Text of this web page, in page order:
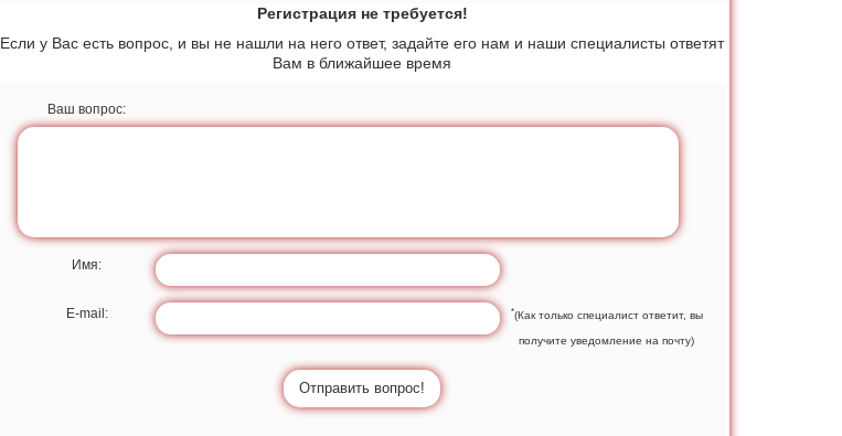
Регистрация не требуется!
Если у Вас есть вопрос, и вы не нашли на него ответ, задайте его нам и наши специалисты ответят
Вам в ближайшее время
Ваш вопрос:
Имя:
E-mail: *(Как только специалист ответит, вы
получите уведомление на почту)
Отправить вопрос!